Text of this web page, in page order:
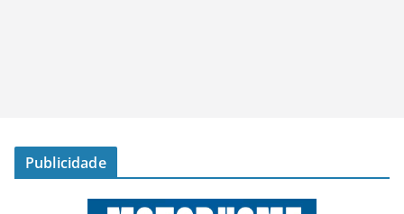
Publicidade